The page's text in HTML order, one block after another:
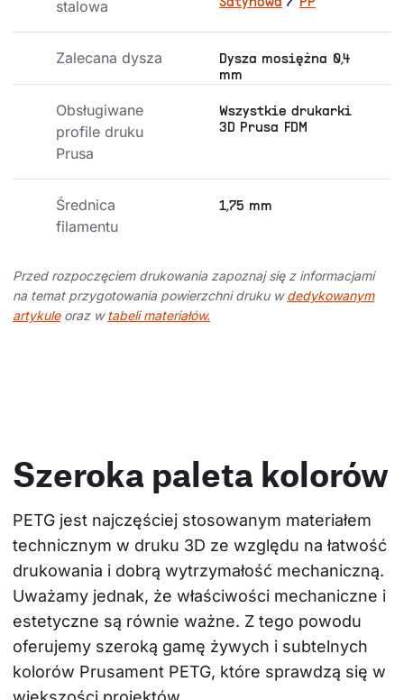
stalowa
Satynowa / PP
Zalecana dysza
Dysza mosiężna 0,4
mm
Obsługiwane
profile druku
Prusa
Wszystkie drukarki
3D Prusa FDM
Średnica
filamentu
1,75 mm
Przed rozpoczęciem drukowania zapoznaj się z informacjami
na temat przygotowania powierzchni druku wdedykowanym
artykuleoraz wtabeli materiałów.
Szeroka paleta kolorów
PETG jest najczęściej stosowanym materiałem
technicznym w druku 3D ze względu na łatwość
drukowania i dobrą wytrzymałość mechaniczną.
Uważamy jednak, że właściwości mechaniczne i
estetyczne są równie ważne. Z tego powodu
oferujemy szeroką gamę żywych i subtelnych
kolorów Prusament PETG, które sprawdzą się w